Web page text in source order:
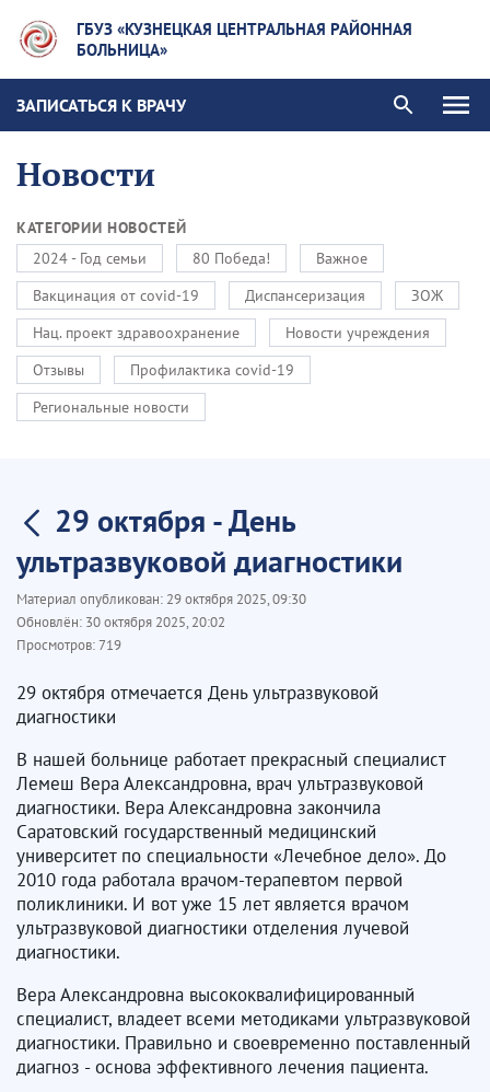
ГБУЗ «КУЗНЕЦКАЯ ЦЕНТРАЛЬНАЯ РАЙОННАЯ
БОЛЬНИЦА»
ЗАПИСАТЬСЯ К ВРАЧУ
Новости
КАТЕГОРИИ НОВОСТЕЙ
2024 - Год семьи
80 Победа!
Важное
Вакцинация от covid-19
Диспансеризация
ЗОЖ
Нац. проект здравоохранение
Новости учреждения
Отзывы
Профилактика covid-19
Региональные новости
29 октября - День
ультразвуковой диагностики
Материал опубликован: 29 октября 2025, 09:30
Обновлён: 30 октября 2025, 20:02
Просмотров:719
29 октября отмечается День ультразвуковой
диагностики
В нашей больнице работает прекрасный специалист
Лемеш Вера Александровна, врач ультразвуковой
диагностики. Вера Александровна закончила
Саратовский государственный медицинский
университет по специальности «Лечебное дело». До
2010 года работала врачом-терапевтом первой
поликлиники. И вот уже 15 лет является врачом
ультразвуковой диагностики отделения лучевой
диагностики.
Вера Александровна высококвалифицированный
специалист, владеет всеми методиками ультразвуковой
диагностики. Правильно и своевременно поставленный
диагноз - основа эффективного лечения пациента.